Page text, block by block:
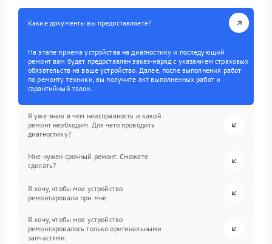
Какие документы вы предоставляете?
На этапе приема устройства на диагностику и последующий
ремонт вам будет предоставлен заказ-наряд с указанием страховых
обязательств на ваше устройство. Далее, после выполнения работ
по ремонту техники, вы получите акт выполненных работ и
гарантийный талон.
Я уже знаю в чем неисправность и какой
ремонт необходим. Для чего проводить
диагностику?
Мне нужен срочный ремонт. Сможете
сделать?
Я хочу, чтобы мое устройство
ремонтировали при мне.
Я хочу, чтобы мое устройство
ремонтировалось только оригинальными
запчастями.